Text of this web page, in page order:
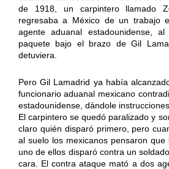
de 1918, un carpintero llamado
regresaba a México de un trabajo
agente aduanal estadounidense,
paquete bajo el brazo de Gil
detuviera.
Pero Gil Lamadrid ya había
funcionario aduanal mexicano
estadounidense, dándole
El carpintero se quedó paralizado y
claro quién disparó primero, pero
al suelo los mexicanos pensaron
uno de ellos disparó contra un
cara. El contra ataque mató a dos